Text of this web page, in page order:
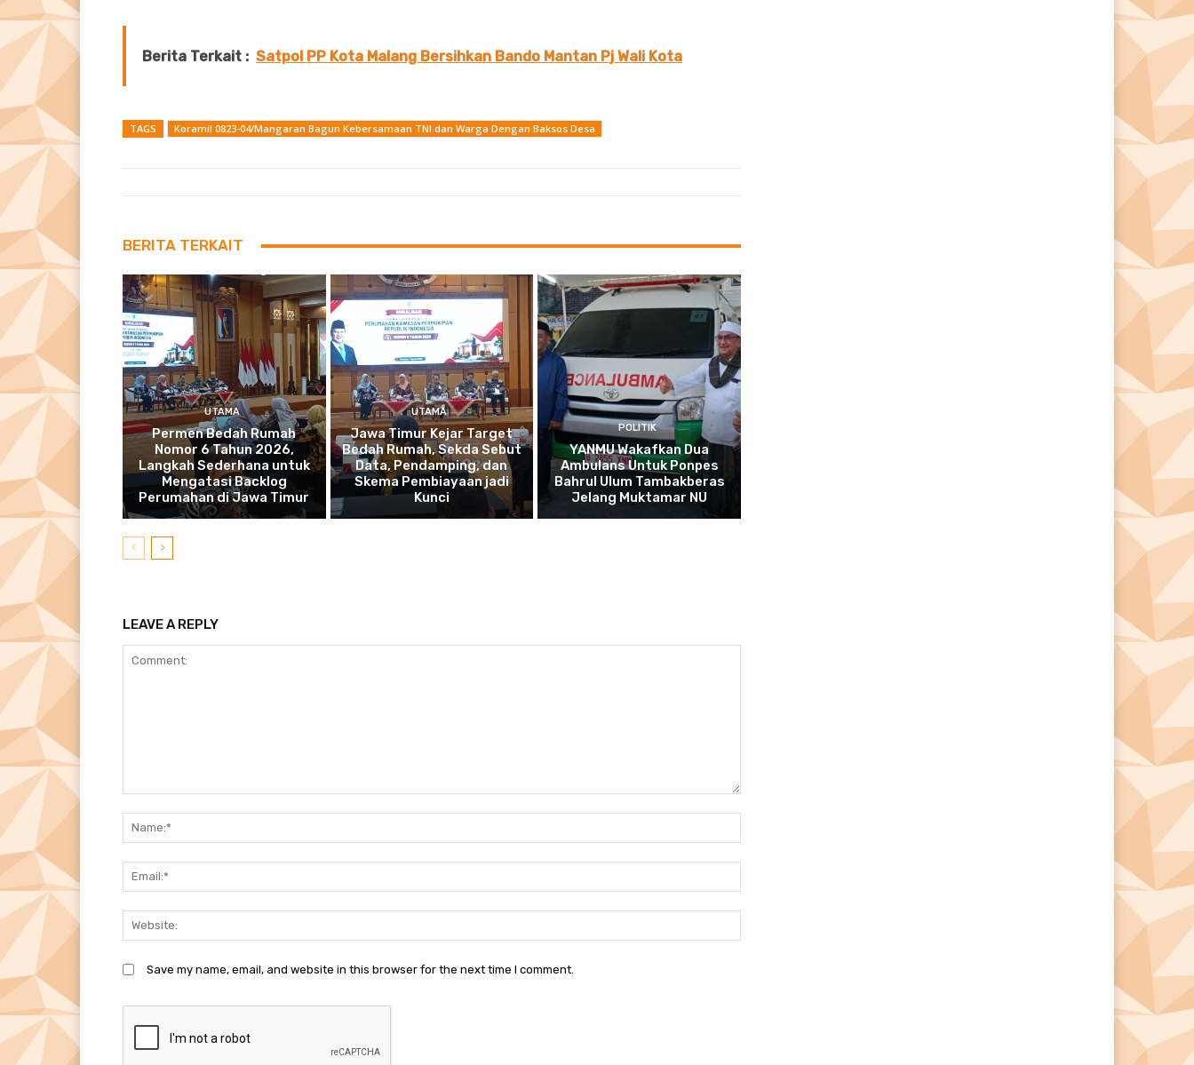
Berita Terkait : Satpol PP Kota Malang Bersihkan Bando Mantan Pj Wali Kota
TAGS Koramil 0823-04/Mangaran Bagun Kebersamaan TNI dan Warga Dengan Baksos Desa
BERITA TERKAIT
UTAMA
Permen Bedah Rumah
Nomor 6 Tahun 2026,
Langkah Sederhana untuk
Mengatasi Backlog
Perumahan di Jawa Timur
UTAMA
Jawa Timur Kejar Target
Bedah Rumah, Sekda Sebut
Data, Pendamping, dan
Skema Pembiayaan jadi
Kunci
POLITIK
YANMU Wakafkan Dua
Ambulans Untuk Ponpes
Bahrul Ulum Tambakberas
Jelang Muktamar NU
LEAVE A REPLY
Save my name, email, and website in this browser for the next time I comment.